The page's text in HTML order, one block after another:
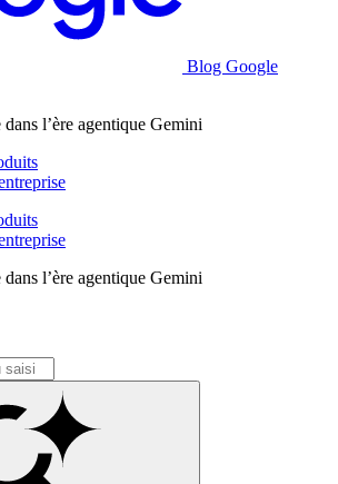
Blog Google
l’ère agentique Gemini
l’ère agentique Gemini